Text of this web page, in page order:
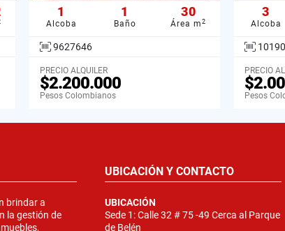
1
Alcoba
1
Baño
30
Área m 2
9627646
PRECIO ALQUILER
$2.200.000
Pesos Colombianos
3
Alcoba
PRECIO
Pesos
brindar a
la gestión de
UBICACIÓN Y CONTACTO
UBICACIÓN
Sede 1: Calle 32 # 75 -49 Cerca al Parque
de Belén